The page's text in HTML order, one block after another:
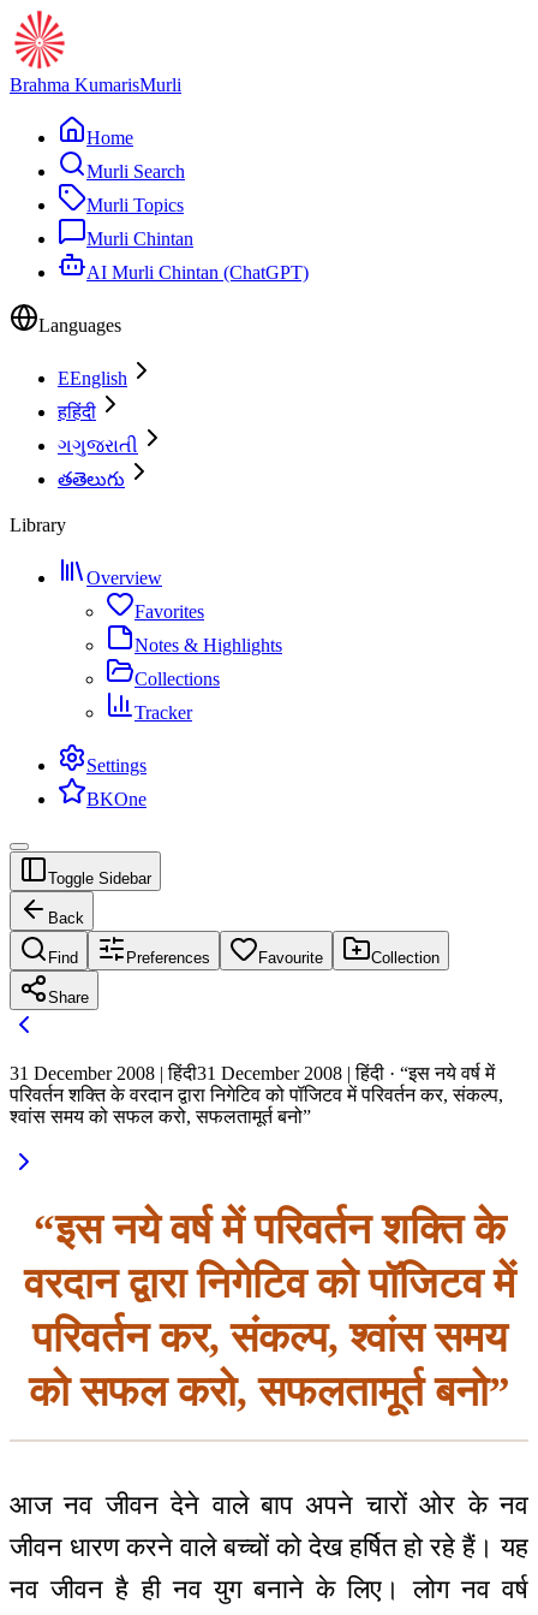
Brahma KumarisMurli
Home
Murli Search
Murli Topics
Murli Chintan
AI Murli Chintan (ChatGPT)
Languages
EEnglish
हहिंदी
ગગુજરાતી
తతెలుగు
Library
Overview
Favorites
Notes & Highlights
Collections
Tracker
Settings
BKOne
Toggle Sidebar
Back
Find Preferences Favourite Collection
Share
31 December 2008 | हिंदी31 December 2008 | हिंदी · “इस नये वर्ष में
परिवर्तन शक्ति के वरदान द्वारा निगेटिव को पॉजिटव में परिवर्तन कर, संकल्प,
श्वांस समय को सफल करो, सफलतामूर्त बनो”
“इस नये वर्ष में परिवर्तन शक्ति के
वरदान द्वारा निगेटिव को पॉजिटव में
परिवर्तन कर, संकल्प, श्वांस समय
को सफल करो, सफलतामूर्त बनो”
आज नव जीवन देने वाले बाप अपने चारों ओर के नव
जीवन धारण करने वाले बच्चों को देख हर्षित हो रहे हैं। यह
नव जीवन है ही नव युग बनाने के लिए। लोग नव वर्ष